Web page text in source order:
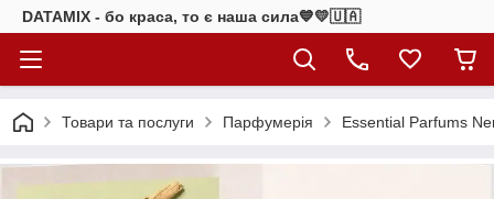
DATAMIX - бо краcа, то є наша сила​💙💛🇺🇦​
Товари та послуги Парфумерія Essential Parfums